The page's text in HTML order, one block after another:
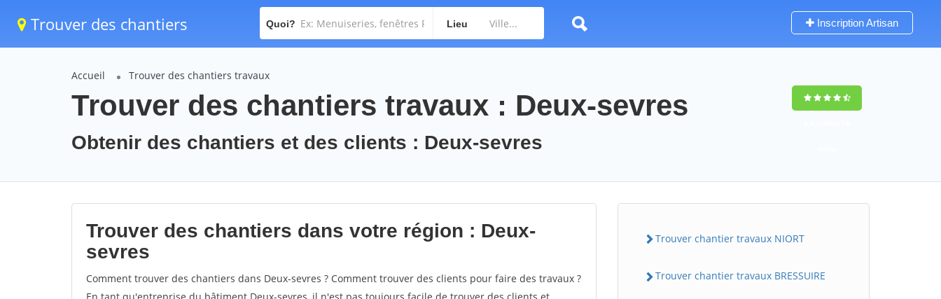
Trouver des chantiers Quoi? Lieu Inscription Artisan
Accueil Trouver des chantiers travaux
Trouver des chantiers travaux : Deux-sevres
Obtenir des chantiers et des clients : Deux-sevres
Trouver des chantiers dans votre région : Deux-
sevres
Comment trouver des chantiers dans Deux-sevres ? Comment trouver des clients pour faire des travaux ?
Trouver chantier travaux NIORT
Trouver chantier travaux BRESSUIRE